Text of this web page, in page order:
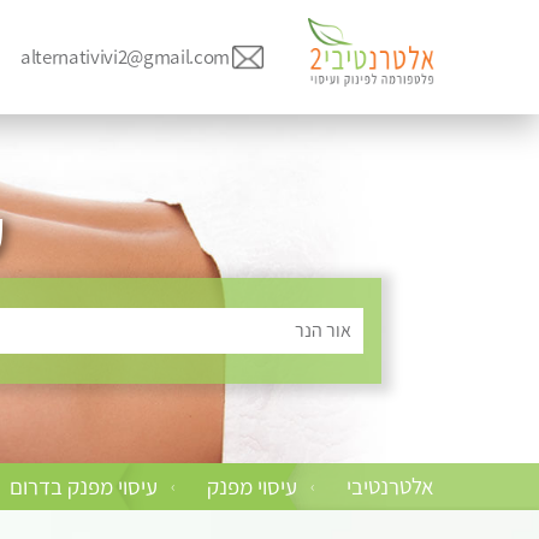
alternativivi2@gmail.com
אור הנר
אלטרנטיבי › עיסוי מפנק › עיסוי מפנק בדרום